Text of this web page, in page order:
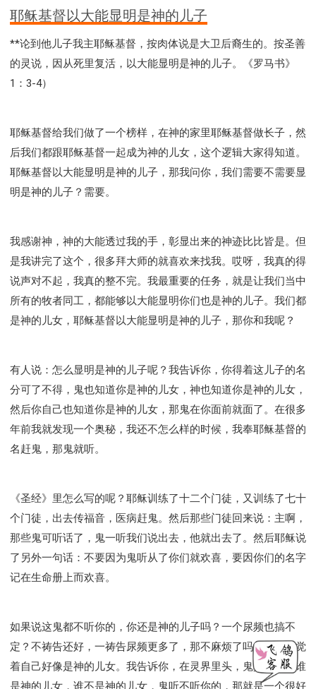
耶稣基督以大能显明是神的儿子
**论到他儿子我主耶稣基督，按肉体说是大卫后裔生的。按圣善
的灵说，因从死里复活，以大能显明是神的儿子。《罗马书》
1：3-4）
耶稣基督给我们做了一个榜样，在神的家里耶稣基督做长子，然
后我们都跟耶稣基督一起成为神的儿女，这个逻辑大家得知道。
耶稣基督以大能显明是神的儿子，那我问你，我们需要不需要显
明是神的儿子？需要。
我感谢神，神的大能透过我的手，彰显出来的神迹比比皆是。但
是我讲完了这个，很多拜大师的就喜欢来找我。哎呀，我真的得
说声对不起，我真的整不完。我最重要的任务，就是让我们当中
所有的牧者同工，都能够以大能显明你们也是神的儿子。我们都
是神的儿女，耶稣基督以大能显明是神的儿子，那你和我呢？
有人说：怎么显明是神的儿子呢？我告诉你，你得着这儿子的名
分可了不得，鬼也知道你是神的儿女，神也知道你是神的儿女，
然后你自己也知道你是神的儿女，那鬼在你面前就面了。在很多
年前我就发现一个奥秘，我还不怎么样的时候，我奉耶稣基督的
名赶鬼，那鬼就听。
《圣经》里怎么写的呢？耶稣训练了十二个门徒，又训练了七十
个门徒，出去传福音，医病赶鬼。然后那些门徒回来说：主啊，
那些鬼可听话了，鬼一听我们说出去，他就出去了。然后耶稣说
了另外一句话：不要因为鬼听从了你们就欢喜，要因你们的名字
记在生命册上而欢喜。
如果说这鬼都不听你的，你还是神的儿子吗？一个尿频也搞不
定？不祷告还好，一祷告尿频更多了，那不麻烦了吗？然后还觉
着自己好像是神的儿女。我告诉你，在灵界里头，鬼真的知道谁
是神的儿女，谁不是神的儿女，鬼听不听你的，那就是一个很好